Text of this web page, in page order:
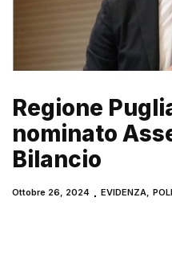
Regione
nominato
Bilancio
Ottobre 26, 2024 EVIDENZA,